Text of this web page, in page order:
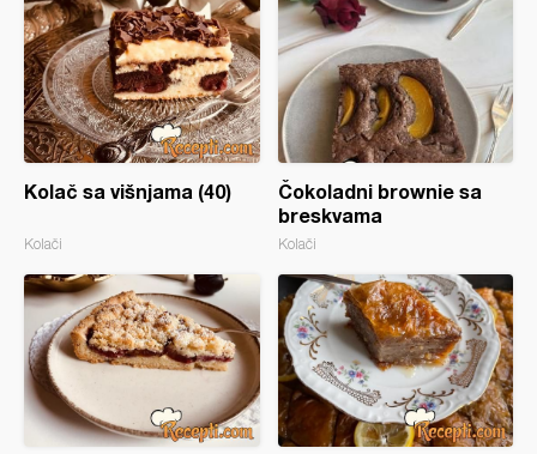
Kolač sa višnjama (40)
Kolači
Čokoladni brownie sa
breskvama
Kolači